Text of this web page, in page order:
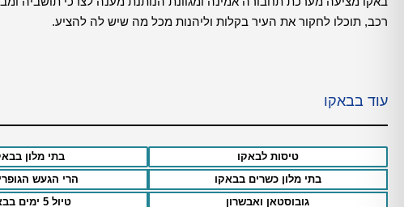
רכב, תוכלו לחקור את העיר בקלות וליהנות מכל מה שיש לה להציע.
עוד בבאקו
טיסות לבאקו בתי מלון
בתי מלון כשרים בבאקו
הרי הגעש
גובוסטאן ואבשרון
טיול 5 ימים בבאקו